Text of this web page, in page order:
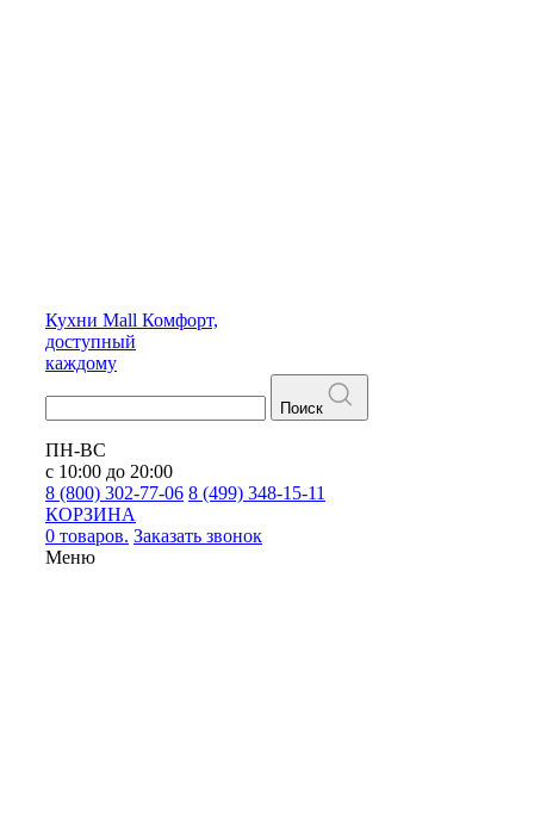
Кухни Mall Комфорт,
доступный
каждому
Поиск
ПН-ВС
с 10:00 до 20:00
8 (800) 302-77-06 8 (499) 348-15-11
КОРЗИНА
0 товаров. Заказать звонок
Меню